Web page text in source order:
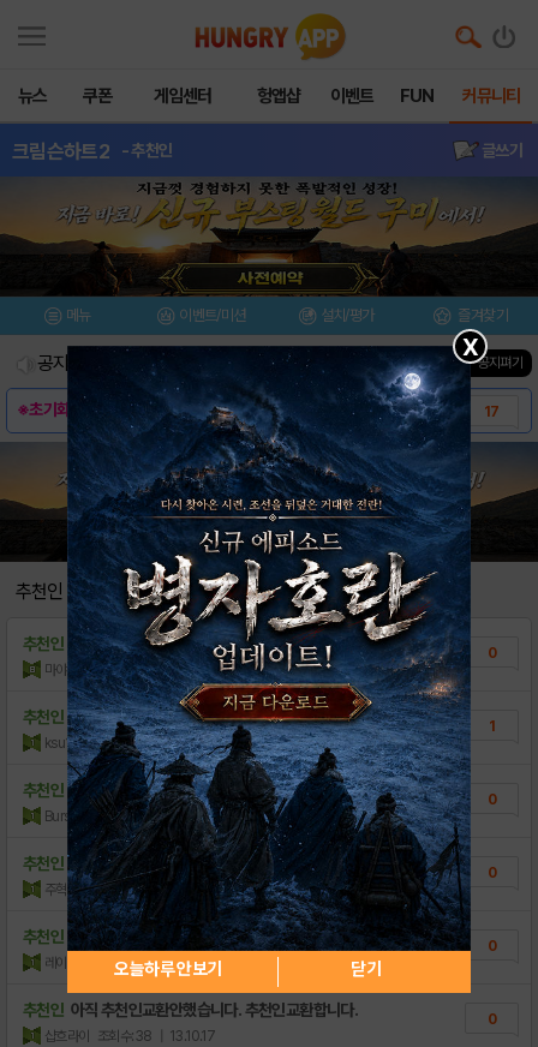
뉴스 쿠폰 게임센터 헝앱샵 이벤트 FUN 커뮤니티
크림슨하트2 - 추천인 글쓰기
메뉴 이벤트/미션 설치/평가 즐겨찾기
공지사항 진행중인 이벤트0건 ▼ 공지펴기
※초기화 관련 복구 안내※ 17
IOS 업데이트 이후 버그 안내
크림슨하트2의 꽃! 고대던전 28주차 업데이트..
중요 공지사항 안내(필독)
게임 내 이벤트,공지사항,쿠폰,추천인 등록방법..
불법 프로그램 이용자 제한 안내_08.30
크림슨하트2 다운로드 링크! 1
[공략 모음] 육성법, 스킬, 기초 팁!
추천인
추천인 에핑홀릭 추천해주세요^^
마야하야 조회수:81 | 15.05.24
0
추천인 50카라멜
ksu113 조회수:511 | 13.11.04
1
추천인 추천인작 합니다.
Burs 조회수:157 | 13.10.19
0
추천인 추천인서로교환하실분~
주혁신 조회수:116 | 13.10.17
0
추천인 다른게임(모바사커)와 추천인교환 원합니다
레이기드 조회수:50 | 13.10.17
0
추천인 아직 추천인교환안했습니다. 추천인교환합니다.
샵흐라이 조회수:38 | 13.10.17
0
X
오늘하루 안보기 닫기